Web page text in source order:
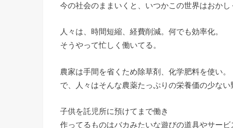
今の社会のままいくと、いつかこの世界はおかし
人々は、時間短縮、経費削減。何でも効率化。
そうやって忙しく働いてる。
農家は手間を省くため除草剤、化学肥料を使い。
で、人々はそんな農薬たっぷりの栄養価の少ない
子供を託児所に預けてまで働き
作ってるものはバカみたいな遊びの道具やサービ